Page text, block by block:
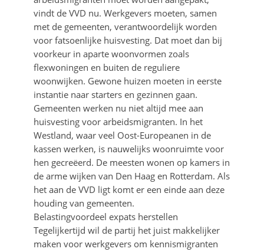
vindt de VVD nu. Werkgevers moeten, samen
met de gemeenten, verantwoordelijk worden
voor fatsoenlijke huisvesting. Dat moet dan bij
voorkeur in aparte woonvormen zoals
flexwoningen en buiten de reguliere
woonwijken. Gewone huizen moeten in eerste
instantie naar starters en gezinnen gaan.
Gemeenten werken nu niet altijd mee aan
huisvesting voor arbeidsmigranten. In het
Westland, waar veel Oost-Europeanen in de
kassen werken, is nauwelijks woonruimte voor
hen gecreëerd. De meesten wonen op kamers in
de arme wijken van Den Haag en Rotterdam. Als
het aan de VVD ligt komt er een einde aan deze
houding van gemeenten.
Belastingvoordeel expats herstellen
Tegelijkertijd wil de partij het juist makkelijker
maken voor werkgevers om kennismigranten